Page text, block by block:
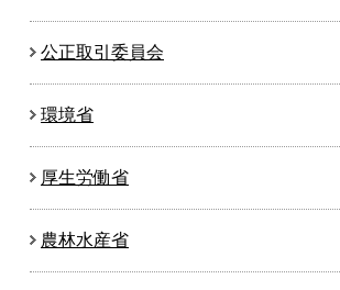
公正取引委員会
環境省
厚生労働省
農林水産省